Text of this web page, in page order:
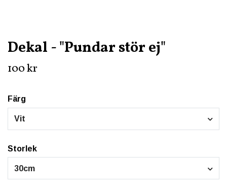
Dekal - "Pundar stör ej"
100 kr
Färg
Vit
Storlek
30cm